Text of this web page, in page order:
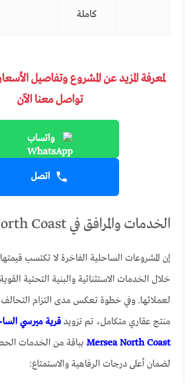
كاملة
لمعرفة المزيد عن المشروع وتفاصيل
تواصل معنا الآن
واتساب
اتصل
الخدمات والمرافق في Mersea North Coast
إن المشروعات الساحلية الفاخرة لا تكتسب
خلال الخدمات الاستثنائية والبنية التحتية
لعملائها. وفي خطوة تعكس مدى التزام التحالف
منتج عقاري متكامل، تم تزويدقرية ميرسي
Mersea North Coast بباقة من الخدمات
لضمان أعلى درجات الرفاهية والاستمتاع: